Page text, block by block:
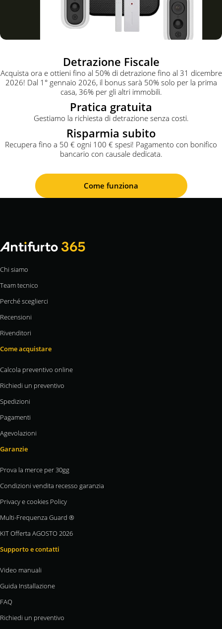
Detrazione Fiscale
Acquista ora e ottieni fino al 50% di detrazione fino al 31 dicembre
2026! Dal 1° gennaio 2026, il bonus sarà 50% solo per la prima
casa, 36% per gli altri immobili.
Pratica gratuita
Gestiamo la richiesta di detrazione senza costi.
Risparmia subito
Recupera fino a 50 € ogni 100 € spesi! Pagamento con bonifico
bancario con causale dedicata.
Come funziona
Chi siamo
Team tecnico
Perché sceglierci
Recensioni
Rivenditori
Come acquistare
Calcola preventivo online
Richiedi un preventivo
Spedizioni
Pagamenti
Agevolazioni
Garanzie
Prova la merce per 30gg
Condizioni vendita recesso garanzia
Privacy e cookies Policy
Multi-Frequenza Guard ®
KIT Offerta AGOSTO 2026
Supporto e contatti
Video manuali
Guida Installazione
FAQ
Richiedi un preventivo